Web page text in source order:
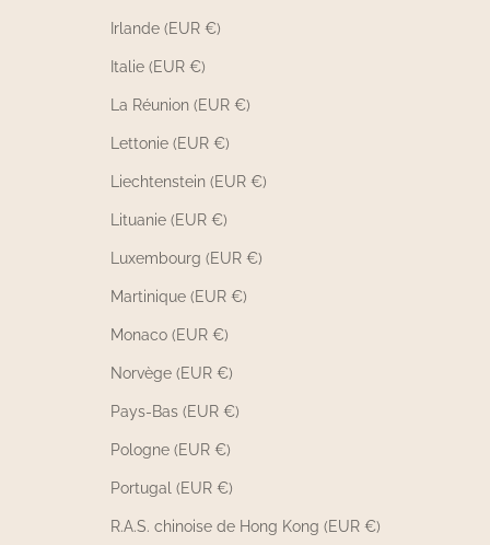
Irlande (EUR €)
Italie (EUR €)
La Réunion (EUR €)
Lettonie (EUR €)
Liechtenstein (EUR €)
Lituanie (EUR €)
Luxembourg (EUR €)
Martinique (EUR €)
Monaco (EUR €)
Norvège (EUR €)
Pays-Bas (EUR €)
Pologne (EUR €)
Portugal (EUR €)
R.A.S. chinoise de Hong Kong (EUR €)